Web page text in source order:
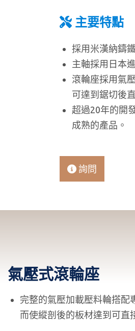
主要特點
採用米漢納鑄
主軸採用日本
滾輪座採用氣
可達到鋸切後
超過20年的開
成熟的產品。
詢問
氣壓式滾輪座
完整的氣壓加載壓料輪搭配
而使縱剖後的板材達到可直